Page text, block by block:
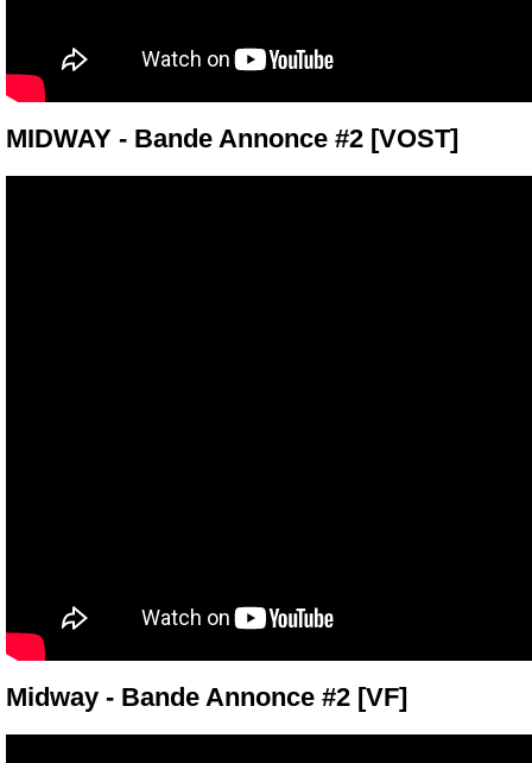
MIDWAY - Bande Annonce #2 [VOST]
Midway - Bande Annonce #2 [VF]